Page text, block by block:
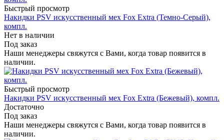
Быстрый просмотр
Накидки PSV искусственный мех Fox Extra (Темно-Серый),
компл.
Нет в наличии
Под заказ
Наши менеджеры свяжутся с Вами, когда товар появится в
наличии.
Быстрый просмотр
Накидки PSV искусственный мех Fox Extra (Бежевый), компл.
Достаточно
Под заказ
Наши менеджеры свяжутся с Вами, когда товар появится в
наличии.